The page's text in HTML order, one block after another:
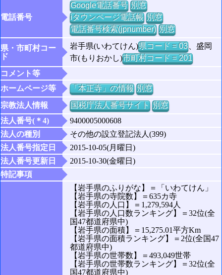
電話番号
Google電話番号 別窓
iタウンページ電話帳 別窓
電話番号検索(jpnumber) 別窓
県・市町村コー
ド
岩手県(いわてけん)県コード = 03、盛岡
市(もりおかし)市町村コード = 201
コメント等
ホームページ等
「本正寺」の情報 別窓
宗教法人情報
国税庁法人番号サイト 別窓
法人番号(＊4)
9400005000608
法人の種別
その他の設立登記法人(399)
法人番号指定日
2015-10-05(月曜日)
法人番号更新日
2015-10-30(金曜日)
特記事項
【岩手県のふりがな】＝「いわてけん」
【岩手県の寺院数】＝635カ寺
【岩手県の人口】＝1,279,594人
【岩手県の人口数ランキング】＝32位(全
国47都道府県中)
【岩手県の面積】＝15,275.01平方Km
【岩手県の面積ランキング】＝2位(全国47
都道府県中)
【岩手県の世帯数】＝493,049世帯
【岩手県の世帯数ランキング】＝32位(全
国47都道府県中)